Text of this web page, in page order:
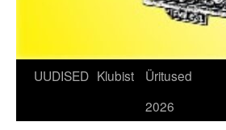
UUDISED Klubist
Üritused
2026